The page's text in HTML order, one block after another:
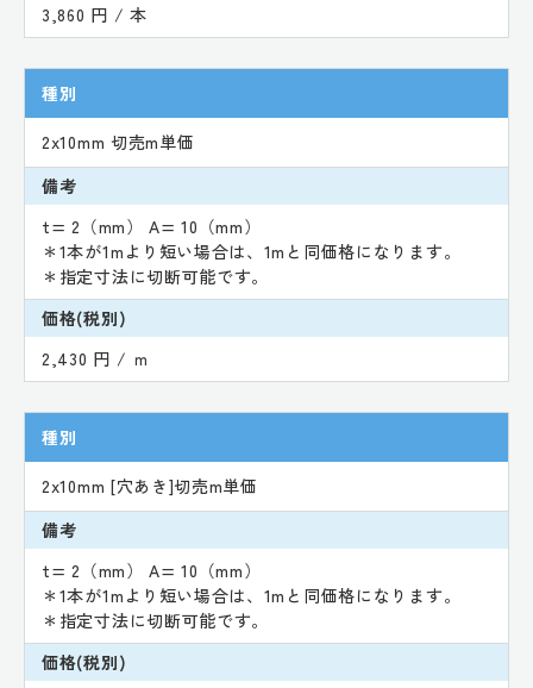
3,860 円 / 本
種別
2x10mm 切売m単価
備考
t= 2（mm） A= 10（mm）
＊1本が1mより短い場合は、1mと同価格になります。
＊指定寸法に切断可能です。
価格(税別)
2,430 円 / ｍ
種別
2x10mm [穴あき]切売m単価
備考
t= 2（mm） A= 10（mm）
＊1本が1mより短い場合は、1mと同価格になります。
＊指定寸法に切断可能です。
価格(税別)